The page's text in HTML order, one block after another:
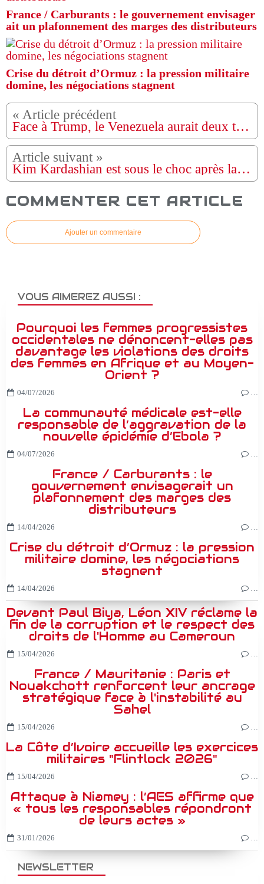
France / Carburants : le gouvernement envisager
ait un plafonnement des marges des distributeurs
Crise du détroit d’Ormuz : la pression militaire
domine, les négociations stagnent
Face à Trump, le Venezuela aurait deux types de ripostes en cas d'attaque
Kim Kardashian est sous le choc après la publication d'un scanner cérébral révélant une faible activité cérébrale et un anévrisme ancien ; elle attribue cela au stress chronique lié à l'examen du barreau et à son divorce.
COMMENTER CET ARTICLE
Ajouter un commentaire
NEWSLETTER
VOUS AIMEREZ AUSSI :
Pourquoi les femmes progressistes
occidentales ne dénoncent-elles pas
davantage les violations des droits
des femmes en Afrique et au Moyen-
Orient ?
04/07/2026 …
La communauté médicale est-elle
responsable de l’aggravation de la
nouvelle épidémie d’Ebola ?
04/07/2026 …
France / Carburants : le
gouvernement envisagerait un
plafonnement des marges des
distributeurs
14/04/2026 …
Crise du détroit d’Ormuz : la pression
militaire domine, les négociations
stagnent
14/04/2026 …
Devant Paul Biya, Léon XIV réclame la
fin de la corruption et le respect des
droits de l'Homme au Cameroun
15/04/2026 …
France / Mauritanie : Paris et
Nouakchott renforcent leur ancrage
stratégique face à l'instabilité au
Sahel
15/04/2026 …
La Côte d’Ivoire accueille les exercices
militaires "Flintlock 2026"
15/04/2026 …
Attaque à Niamey : l’AES affirme que
« tous les responsables répondront
de leurs actes »
31/01/2026 …